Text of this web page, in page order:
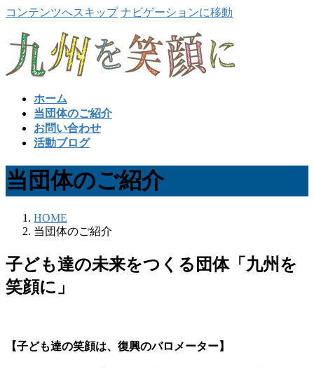
コンテンツへスキップ ナビゲーションに移動
ホーム
当団体のご紹介
お問い合わせ
活動ブログ
当団体のご紹介
HOME
当団体のご紹介
子ども達の未来をつくる団体「九州を
笑顔に」
【子ども達の笑顔は、復興のバロメーター】